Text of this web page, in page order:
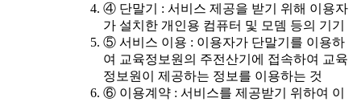
④ 단말기 : 서비스 제공을 받기 위해 이용자
가 설치한 개인용 컴퓨터 및 모뎀 등의 기기
⑤ 서비스 이용 : 이용자가 단말기를 이용하
여 교육정보원의 주전산기에 접속하여 교육
정보원이 제공하는 정보를 이용하는 것
⑥ 이용계약 : 서비스를 제공받기 위하여 이